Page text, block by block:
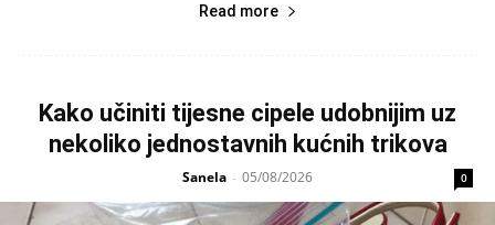
Read more
Kako učiniti tijesne cipele udobnijim uz
nekoliko jednostavnih kućnih trikova
Sanela - 05/08/2026 0